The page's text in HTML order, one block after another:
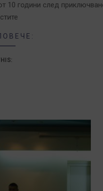
10 години след